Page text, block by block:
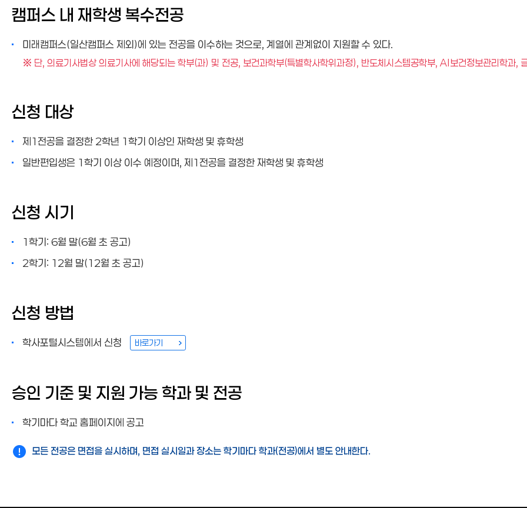
캠퍼스 내 재학생 복수전공
미래캠퍼스(일산캠퍼스 제외)에 있는 전공을 이수하는 것으로, 계열에 관계없이 지원할 수 있다.
※ 단, 의료기사법상 의료기사에 해당되는 학부(과) 및 전공, 보건과학부(특별학사학위과정), 반도체시스템공학부, AI보건정보관리학
신청 대상
제1전공을 결정한 2학년 1학기 이상인 재학생 및 휴학생
일반편입생은 1학기 이상 이수 예정이며, 제1전공을 결정한 재학생 및 휴학생
신청 시기
1학기: 6월 말(6월 초 공고)
2학기: 12월 말(12월 초 공고)
신청 방법
학사포털시스템에서 신청 바로가기
승인 기준 및 지원 가능 학과 및 전공
학기마다 학교 홈페이지에 공고
모든 전공은 면접을 실시하며, 면접 실시일과 장소는 학기마다 학과(전공)에서 별도 안내한다.